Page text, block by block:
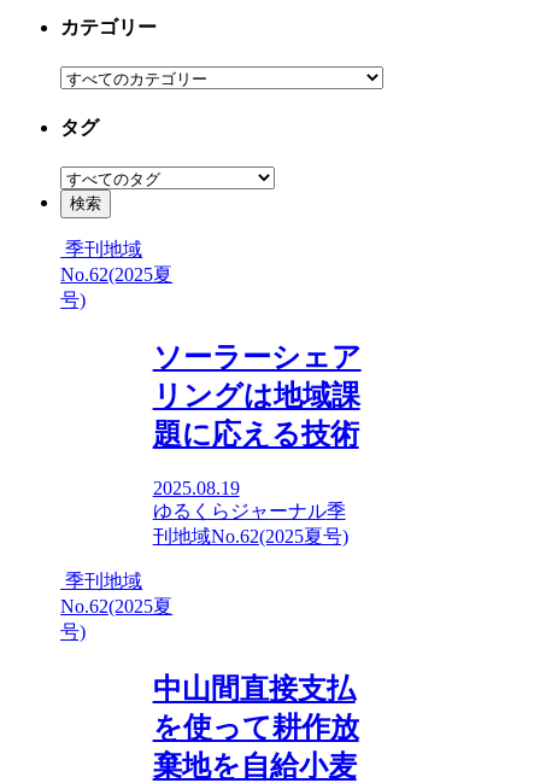
カテゴリー
タグ
季刊地域
No.62(2025夏
号)
ソーラーシェア
リングは地域課
題に応える技術
2025.08.19
ゆるくらジャーナル季
刊地域No.62(2025夏号)
季刊地域
No.62(2025夏
号)
中山間直接支払
を使って耕作放
棄地を自給小麦